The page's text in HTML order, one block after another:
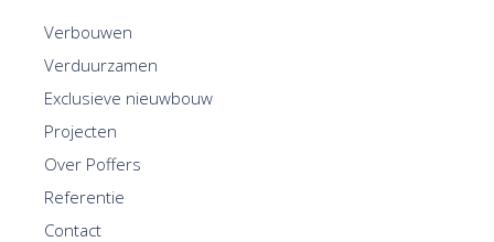
Verbouwen
Verduurzamen
Exclusieve nieuwbouw
Projecten
Over Poffers
Referentie
Contact